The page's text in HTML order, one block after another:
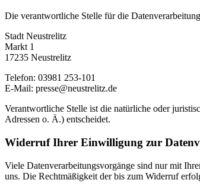
Die verantwortliche Stelle für die
Stadt Neustrelitz
Markt 1
17235 Neustrelitz
Telefon: 03981 253-101
E-Mail: presse@neustrelitz.de
Verantwortliche Stelle ist die natürliche oder
Adressen o. Ä.) entscheidet.
Widerruf Ihrer Einwilligung zur
Viele Datenverarbeitungsvorgänge sind nur mit
uns. Die Rechtmäßigkeit der bis zum Widerruf